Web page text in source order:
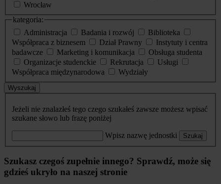
Wrocław
kategoria:
Administracja
Badania i rozwój
Biblioteka
Współpraca z biznesem
Dział Prawny
Instytuty i centra
badawcze
Marketing i komunikacja
Obsługa studenta
Organizacje studenckie
Rekrutacja
Usługi
Współpraca międzynarodowa
Wydziały
Wyszukaj
Jeżeli nie znalazłeś tego czego szukałeś zawsze możesz wpisać
szukane słowo lub frazę poniżej
Wpisz nazwę jednostki Szukaj
Szukasz czegoś zupełnie innego? Sprawdź, może się
gdzieś ukryło na naszej stronie